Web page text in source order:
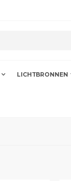
LICHTBRONNEN